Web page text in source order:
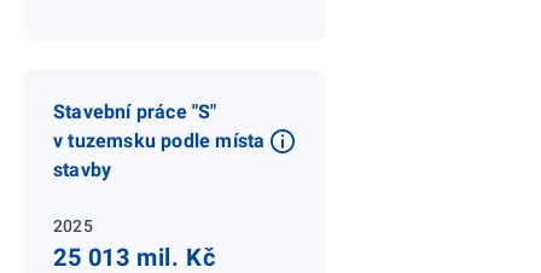
Stavební práce "S"
v tuzemsku podle místa
stavby
2025
25 013 mil. Kč